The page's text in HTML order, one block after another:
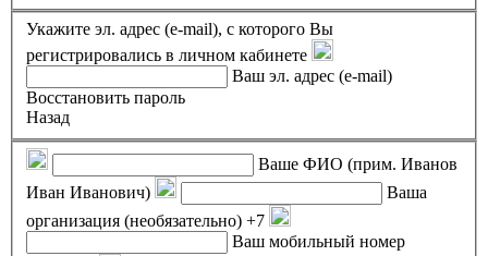
Укажите эл. адрес (e-mail), с которого Вы
регистрировались в личном кабинете
Ваш эл. адрес (e-mail)
Восстановить пароль
Назад
Ваше ФИО (прим. Иванов
Иван Иванович)
Ваша
организация (необязательно) +7
Ваш мобильный номер